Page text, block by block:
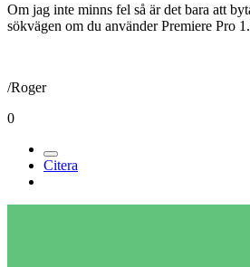
Om jag inte minns fel så är det bara att
sökvägen om du använder Premiere Pro
/Roger
0
Citera